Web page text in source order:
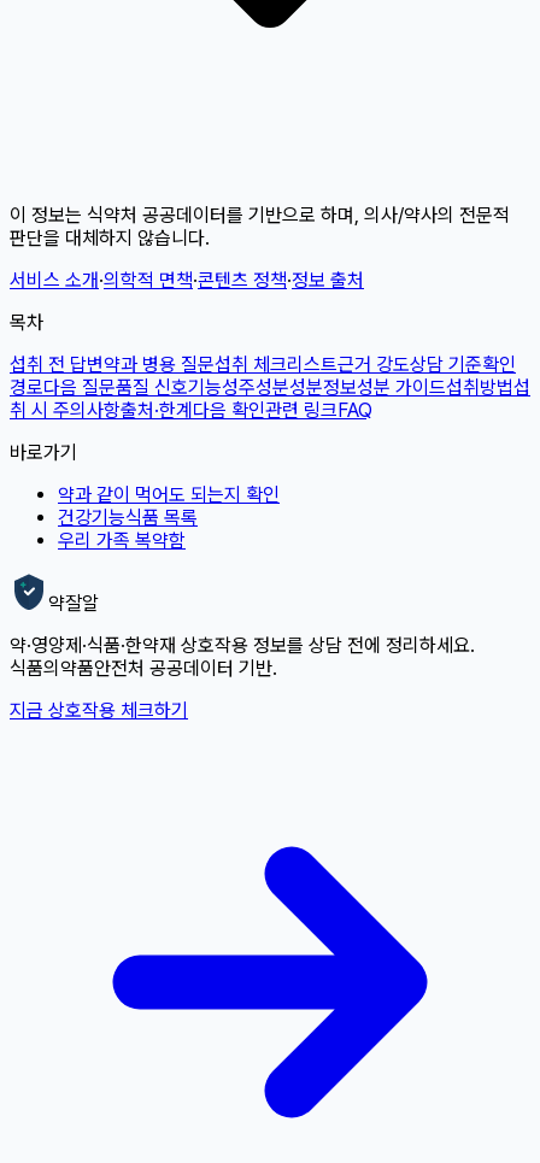
이 정보는 식약처 공공데이터를 기반으로 하며, 의사/약사의 전문적
판단을 대체하지 않습니다.
서비스 소개·의학적 면책·콘텐츠 정책·정보 출처
목차
섭취 전 답변약과 병용 질문섭취 체크리스트근거 강도상담 기준확인
경로다음 질문품질 신호기능성주성분성분정보성분 가이드섭취방법섭
취 시 주의사항출처·한계다음 확인관련 링크FAQ
바로가기
약과 같이 먹어도 되는지 확인
건강기능식품 목록
우리 가족 복약함
약잘알
약·영양제·식품·한약재 상호작용 정보를 상담 전에 정리하세요.
식품의약품안전처 공공데이터 기반.
지금 상호작용 체크하기